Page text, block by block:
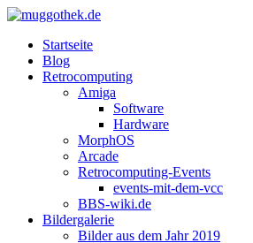
Startseite
Blog
Retrocomputing
Amiga
Software
Hardware
MorphOS
Arcade
Retrocomputing-Events
events-mit-dem-vcc
BBS-wiki.de
Bildergalerie
Bilder aus dem Jahr 2019